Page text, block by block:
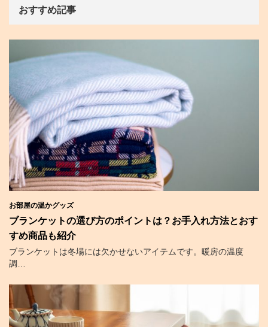
おすすめ記事
お部屋の温かグッズ
ブランケットの選び方のポイントは？お手入れ方法とおす
すめ商品も紹介
ブランケットは冬場には欠かせないアイテムです。暖房の温度
調…